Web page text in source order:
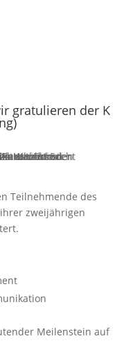
gratulieren der K
Teilnehmende des
zweijährigen
Meilenstein auf